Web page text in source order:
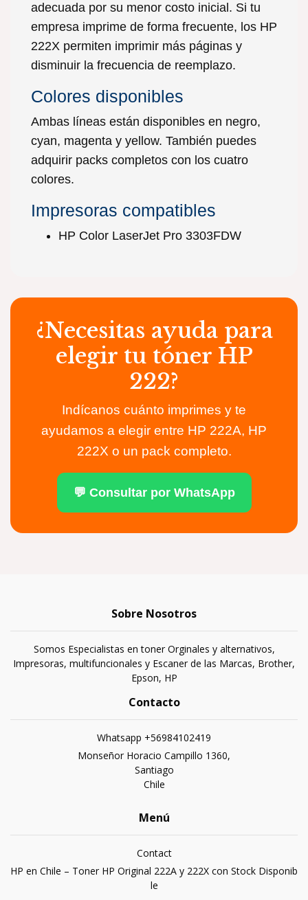
adecuada por su menor costo inicial. Si tu
empresa imprime de forma frecuente, los HP
222X permiten imprimir más páginas y
disminuir la frecuencia de reemplazo.
Colores disponibles
Ambas líneas están disponibles en negro,
cyan, magenta y yellow. También puedes
adquirir packs completos con los cuatro
colores.
Impresoras compatibles
HP Color LaserJet Pro 3303FDW
¿Necesitas ayuda para
elegir tu tóner HP
222?
Indícanos cuánto imprimes y te
ayudamos a elegir entre HP 222A, HP
222X o un pack completo.
💬 Consultar por WhatsApp
Sobre Nosotros
Somos Especialistas en toner Orginales y alternativos,
Impresoras, multifuncionales y Escaner de las Marcas, Brother,
Epson, HP
Contacto
Whatsapp +56984102419
Monseñor Horacio Campillo 1360,
Santiago
Chile
Menú
Contact
HP en Chile – Toner HP Original 222A y 222X con Stock Disponib
le